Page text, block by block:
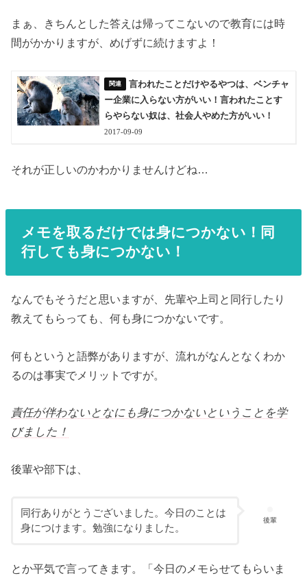
まぁ、きちんとした答えは帰ってこないので教育には時
間がかかりますが、めげずに続けますよ！
言われたことだけやるやつは、ベンチャ
ー企業に入らない方がいい！言われたことす
らやらない奴は、社会人やめた方がいい！
2017-09-09
それが正しいのかわかりませんけどね…
メモを取るだけでは身につかない！同
行しても身につかない！
なんでもそうだと思いますが、先輩や上司と同行したり
教えてもらっても、何も身につかないです。
何もというと語弊がありますが、流れがなんとなくわか
るのは事実でメリットですが。
責任が伴わないとなにも身につかないということを学
びました！
後輩や部下は、
後輩
同行ありがとうございました。今日のことは
身につけます。勉強になりました。
とか平気で言ってきます。「今日のメモらせてもらいま